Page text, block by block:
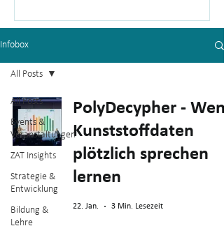
Infobox
All Posts
Events &
Veranstaltungen
ZAT Insights
Strategie &
Entwicklung
Bildung &
Lehre
All Posts
PolyDecypher -
Kunststoffdaten
plötzlich sprechen
lernen
22. Jan. 3 Min. Lesezeit